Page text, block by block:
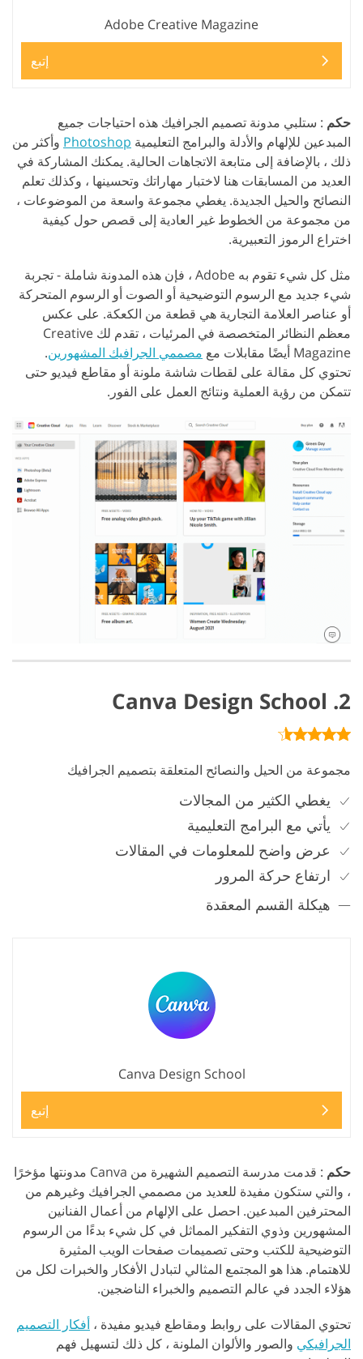
Adobe Creative Magazine
إتبع
حكم : ستلبي مدونة تصميم الجرافيك هذه احتياجات جميع
المبدعين للإلهام والأدلة والبرامج التعليمية Photoshop وأكثر من
ذلك ، بالإضافة إلى متابعة الاتجاهات الحالية. يمكنك المشاركة في
العديد من المسابقات هنا لاختبار مهاراتك وتحسينها ، وكذلك تعلم
النصائح والحيل الجديدة. يغطي مجموعة واسعة من الموضوعات ،
من مجموعة من الخطوط غير العادية إلى قصص حول كيفية
اختراع الرموز التعبيرية.
مثل كل شيء تقوم به Adobe ، فإن هذه المدونة شاملة - تجربة
شيء جديد مع الرسوم التوضيحية أو الصوت أو الرسوم المتحركة
أو عناصر العلامة التجارية هي قطعة من الكعكة. على عكس
معظم النظائر المتخصصة في المرئيات ، تقدم لك Creative
Magazine أيضًا مقابلات مع
مصممي الجرافيك المشهورين.
تحتوي كل مقالة على لقطات شاشة ملونة أو مقاطع فيديو حتى
تتمكن من رؤية العملية ونتائج العمل على الفور.
2. Canva Design School
مجموعة من الحيل والنصائح المتعلقة بتصميم الجرافيك
يغطي الكثير من المجالات
يأتي مع البرامج التعليمية
عرض واضح للمعلومات في المقالات
ارتفاع حركة المرور
هيكلة القسم المعقدة
Canva Design School
إتبع
حكم
: قدمت مدرسة التصميم الشهيرة من Canva مدونتها مؤخرًا
، والتي ستكون مفيدة للعديد من مصممي الجرافيك وغيرهم من
المحترفين المبدعين. احصل على الإلهام من أعمال الفنانين
المشهورين وذوي التفكير المماثل في كل شيء بدءًا من الرسوم
التوضيحية للكتب وحتى تصميمات صفحات الويب المثيرة
للاهتمام. هذا هو المجتمع المثالي لتبادل الأفكار والخبرات لكل من
هؤلاء الجدد في عالم التصميم والخبراء الناضجين.
تحتوي المقالات على روابط ومقاطع فيديو مفيدة ، أفكار التصميم
الجرافيكي والصور والألوان الملونة ، كل ذلك لتسهيل فهم